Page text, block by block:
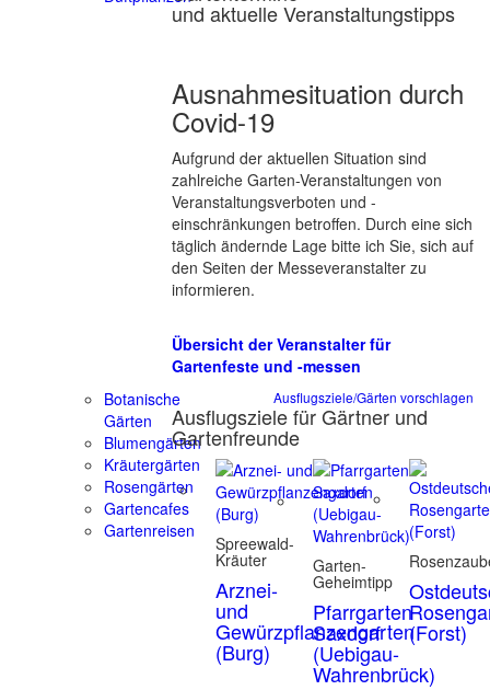
und aktuelle Veranstaltungstipps
Ausnahmesituation durch
Covid-19
Aufgrund der aktuellen Situation sind
zahlreiche Garten-Veranstaltungen von
Veranstaltungsverboten und -
einschränkungen betroffen. Durch eine sich
täglich ändernde Lage bitte ich Sie, sich auf
den Seiten der Messeveranstalter zu
informieren.
Übersicht der Veranstalter für
Gartenfeste und -messen
Botanische
Gärten
Blumengärten
Kräutergärten
Rosengärten
Gartencafes
Gartenreisen
Ausflugsziele/Gärten vorschlagen
Ausflugsziele für Gärtner und
Gartenfreunde
Spreewald-
Kräuter
Arznei-
und
Gewürzpflanzengarten
(Burg)
Garten-
Geheimtipp
Pfarrgarten
Saxdorf
(Uebigau-
Wahrenbrück)
(Forst)